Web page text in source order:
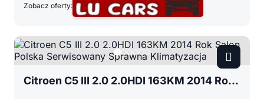
Zobacz oferty:
Citroen C5 III 2.0 2.0HDI 163KM 2014 Rok Salon Polska Serwisowany Sprawna Klimatyzacja